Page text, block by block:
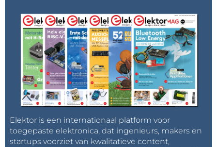
Elektor is een internationaal platform voor
toegepaste elektronica, dat ingenieurs, makers en
startups voorziet van kwalitatieve content,